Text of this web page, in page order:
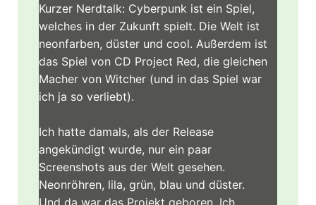
Kurzer Nerdtalk: Cyberpunk ist ein Spiel,
welches in der Zukunft spielt. Die Welt ist
neonfarben, düster und cool. Außerdem ist
das Spiel von CD Project Red, die gleichen
Macher von Witcher (und in das Spiel war
ich ja so verliebt).
Ich hatte damals, als der Release
angekündigt wurde, nur ein paar
Screenshots aus der Welt gesehen.
Neonröhren, lila, grün, blau und düster.